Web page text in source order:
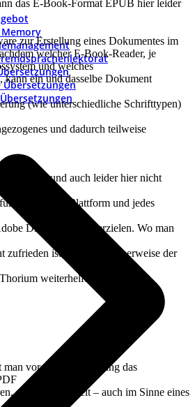
Übersetzungen
das E-Book-Format EPUB hier leider
zur Erstellung eines Dokumentes im
welcher E-Book-Reader, je
und welches
ein und dasselbe Dokument
(wie unterschiedliche Schrifttypen)
und dadurch teilweise
– und auch leider hier nicht
nahezu jede Plattform und jedes
Digital Editions erzielen. Wo man
zufrieden ist, kann möglicherweise der
weiterhelfen.
vor der Entscheidung das
scheint es derzeit – auch im Sinne eines